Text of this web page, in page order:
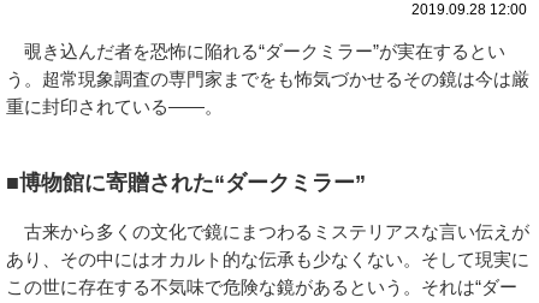
2019.09.28 12:00
覗き込んだ者を恐怖に陥れる“ダークミラー”が実在するとい
う。超常現象調査の専門家までをも怖気づかせるその鏡は今は厳
重に封印されている――。
■博物館に寄贈された“ダークミラー”
古来から多くの文化で鏡にまつわるミステリアスな言い伝えが
あり、その中にはオカルト的な伝承も少なくない。そして現実に
この世に存在する不気味で危険な鏡があるという。それは“ダー